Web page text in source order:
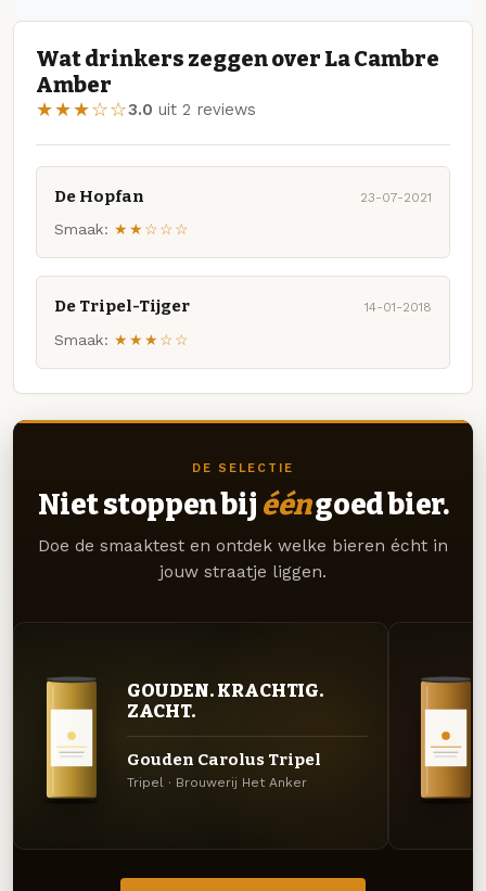
Wat drinkers zeggen over La Cambre
Amber
★★★☆☆3.0 uit 2 reviews
De Hopfan 23-07-2021
Smaak: ★★☆☆☆
De Tripel-Tijger 14-01-2018
Smaak: ★★★☆☆
DE SELECTIE
Niet stoppen bij ééngoed bier.
Doe de smaaktest en ontdek welke bieren écht in
jouw straatje liggen.
GOUDEN. KRACHTIG.
ZACHT.
Gouden Carolus Tripel
Tripel · Brouwerij Het Anker